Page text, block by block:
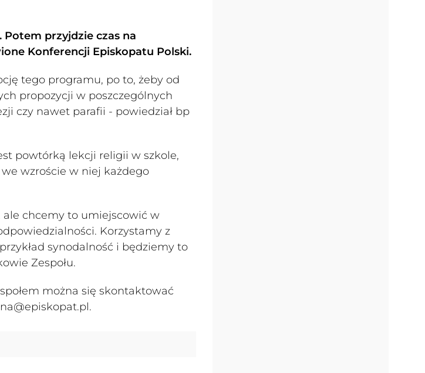
przyjdzie czas na
Konferencji Episkopatu Polski.
tego programu, po to, żeby od
propozycji w poszczególnych
czy nawet parafii - powiedział bp
powtórką lekcji religii w szkole,
wzroście w niej każdego
chcemy to umiejscowić w
Korzystamy z
synodalność i będziemy to
Zespołu.
można się skontaktować